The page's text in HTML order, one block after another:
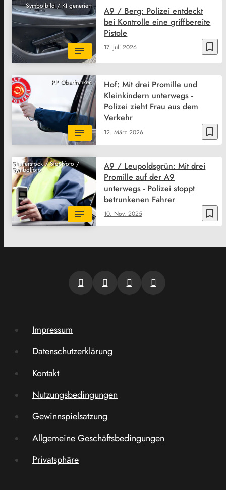
Symbolbild / KI generiert
bookmark_border
17. Juli 2026
A9 / Berg: Polizei entdeckt
bei Kontrolle eine griffbereite
Pistole
PP Oberfranken
bookmark_border
12. März 2026
Hof: Mit drei Promille und
Kleinkindern unterwegs -
Polizei zieht Frau aus dem
Verkehr
Shutterstock / Stockfoto /
Symbolfoto
bookmark_border
10. Nov. 2025
A9 / Leupoldsgrün: Mit drei
Promille auf der A9
unterwegs - Polizei stoppt
betrunkenen Fahrer
Impressum
Datenschutzerklärung
Kontakt
Nutzungsbedingungen
Gewinnspielsatzung
Allgemeine Geschäftsbedingungen
Privatsphäre